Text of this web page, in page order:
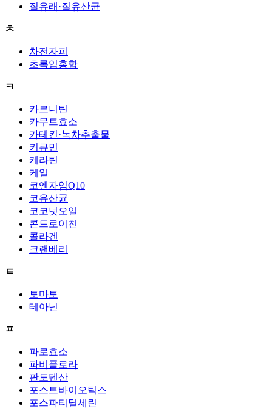
질유래·질유산균
ㅊ
차전자피
초록입홍합
ㅋ
카르니틴
카무트효소
카테킨·녹차추출물
커큐민
케라틴
케일
코엔자임Q10
코유산균
코코넛오일
콘드로이친
콜라겐
크랜베리
ㅌ
토마토
테아닌
ㅍ
파로효소
파비플로라
판토텐산
포스트바이오틱스
포스파티딜세린